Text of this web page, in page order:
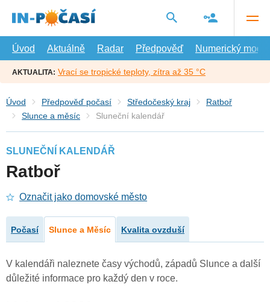
hlavní
Úvod
Aktuálně Radar Předpověď Numerický model
AKTUALITA: Vrací se tropické teploty, zítra až 35 °C
Úvod Předpověď počasí Středočeský kraj
Ratboř
Slunce a měsíc
Sluneční kalendář
SLUNEČNÍ KALENDÁŘ
Ratboř
Označit jako domovské město
Počasí Slunce a Měsíc Kvalita ovzduší
V kalendáři naleznete časy východů, západů Slunce a další
důležité informace pro každý den v roce.